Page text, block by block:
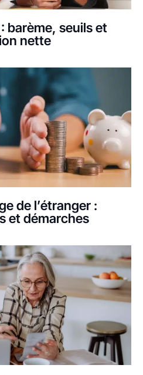
barème, seuils et
nette
de l’étranger :
et démarches